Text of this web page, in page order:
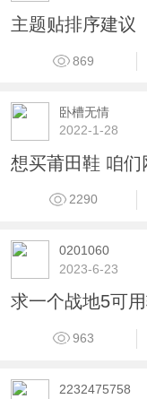
主题贴排序建议
869
卧槽无情
2022-1-28
想买莆田鞋 咱
2290
0201060
2023-6-23
求一个战地5可
963
2232475758